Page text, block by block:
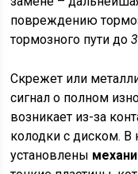
повреждению
тормозного пути до
Скрежет или
сигнал о полном
возникает из-за
колодки с диском. В
установлены